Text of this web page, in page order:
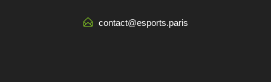
contact@esports.paris